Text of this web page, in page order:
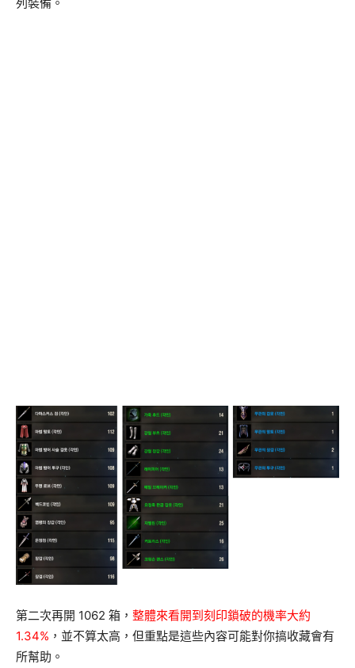
第二次再開 1062 箱， 整體來看開到刻印鎖破的機率大約
1.34% ，並不算太高，但重點是這些內容可能對你搞收藏會有
所幫助。